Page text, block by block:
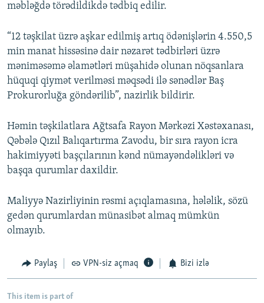
məbləğdə törədildikdə tədbiq edilir.
“12 təşkilat üzrə aşkar edilmiş artıq ödənişlərin 4.550,5
min manat hissəsinə dair nəzarət tədbirləri üzrə
məniməsəmə əlamətləri müşahidə olunan nöqsanlara
hüquqi qiymət verilməsi məqsədi ilə sənədlər Baş
Prokurorluğa göndərilib”, nazirlik bildirir.
Həmin təşkilatlara Ağtsafa Rayon Mərkəzi Xəstəxanası,
Qəbələ Qızıl Balıqartırma Zavodu, bir sıra rayon icra
hakimiyyəti başçılarının kənd nümayəndəlikləri və
başqa qurumlar daxildir.
Maliyyə Nazirliyinin rəsmi açıqlamasına, hələlik, sözü
gedən qurumlardan münasibət almaq mümkün
olmayıb.
Paylaş VPN-siz açmaq Bizi izlə
This item is part of